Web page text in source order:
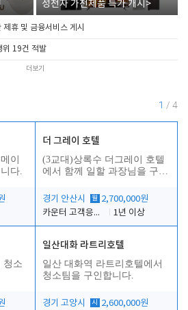
성전자 가전제품 특가 개시>
휴 및 금융서비스 게시
위 19건 적발
더보기
1 / 4
이
다.
더 그레이 호텔
(3교대)상록수 더그레이 호텔
에서 함께 일할 과장님을 구합
경기 안산시
월 2,700,000원
카운터 고객응대 및 야간더블청소
1년 이상
청소
일산대화 라트리호텔
일산 대화역 라트리호텔에서
청소팀을 구인합니다.
경기 고양시 시
2,600,000원